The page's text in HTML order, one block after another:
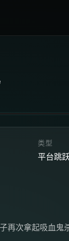
类型
平台跳
再次拿起吸血鬼